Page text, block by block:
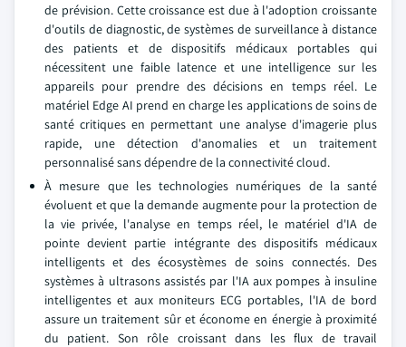
de prévision. Cette croissance est due à l'adoption croissante
d'outils de diagnostic, de systèmes de surveillance à distance
des patients et de dispositifs médicaux portables qui
nécessitent une faible latence et une intelligence sur les
appareils pour prendre des décisions en temps réel. Le
matériel Edge AI prend en charge les applications de soins de
santé critiques en permettant une analyse d'imagerie plus
rapide, une détection d'anomalies et un traitement
personnalisé sans dépendre de la connectivité cloud.
À mesure que les technologies numériques de la santé
évoluent et que la demande augmente pour la protection de
la vie privée, l'analyse en temps réel, le matériel d'IA de
pointe devient partie intégrante des dispositifs médicaux
intelligents et des écosystèmes de soins connectés. Des
systèmes à ultrasons assistés par l'IA aux pompes à insuline
intelligentes et aux moniteurs ECG portables, l'IA de bord
assure un traitement sûr et économe en énergie à proximité
du patient. Son rôle croissant dans les flux de travail